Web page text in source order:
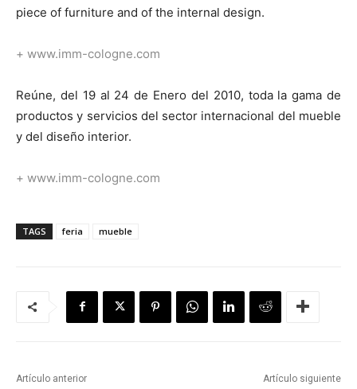
piece of furniture and of the internal design.
+ www.imm-cologne.com
Reúne, del 19 al 24 de Enero del 2010, toda la gama de
productos y servicios del sector internacional del mueble
y del diseño interior.
+ www.imm-cologne.com
TAGS feria mueble
Artículo anterior Artículo siguiente